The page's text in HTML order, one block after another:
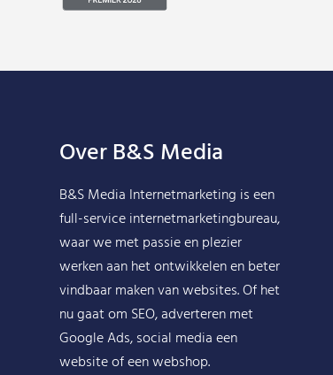
Over B&S Media
B&S Media Internetmarketing is een
full-service internetmarketingbureau,
waar we met passie en plezier
werken aan het ontwikkelen en beter
vindbaar maken van websites. Of het
nu gaat om SEO, adverteren met
Google Ads, social media een
website of een webshop.